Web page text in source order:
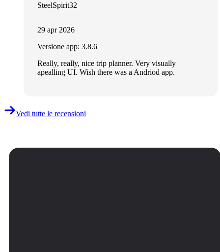
SteelSpirit32
29 apr 2026
Versione app: 3.8.6
Really, really, nice trip planner. Very visually
apealling UI. Wish there was a Andriod app.
Vedi tutte le recensioni